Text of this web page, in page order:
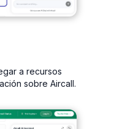
a recursos
sobre Aircall.